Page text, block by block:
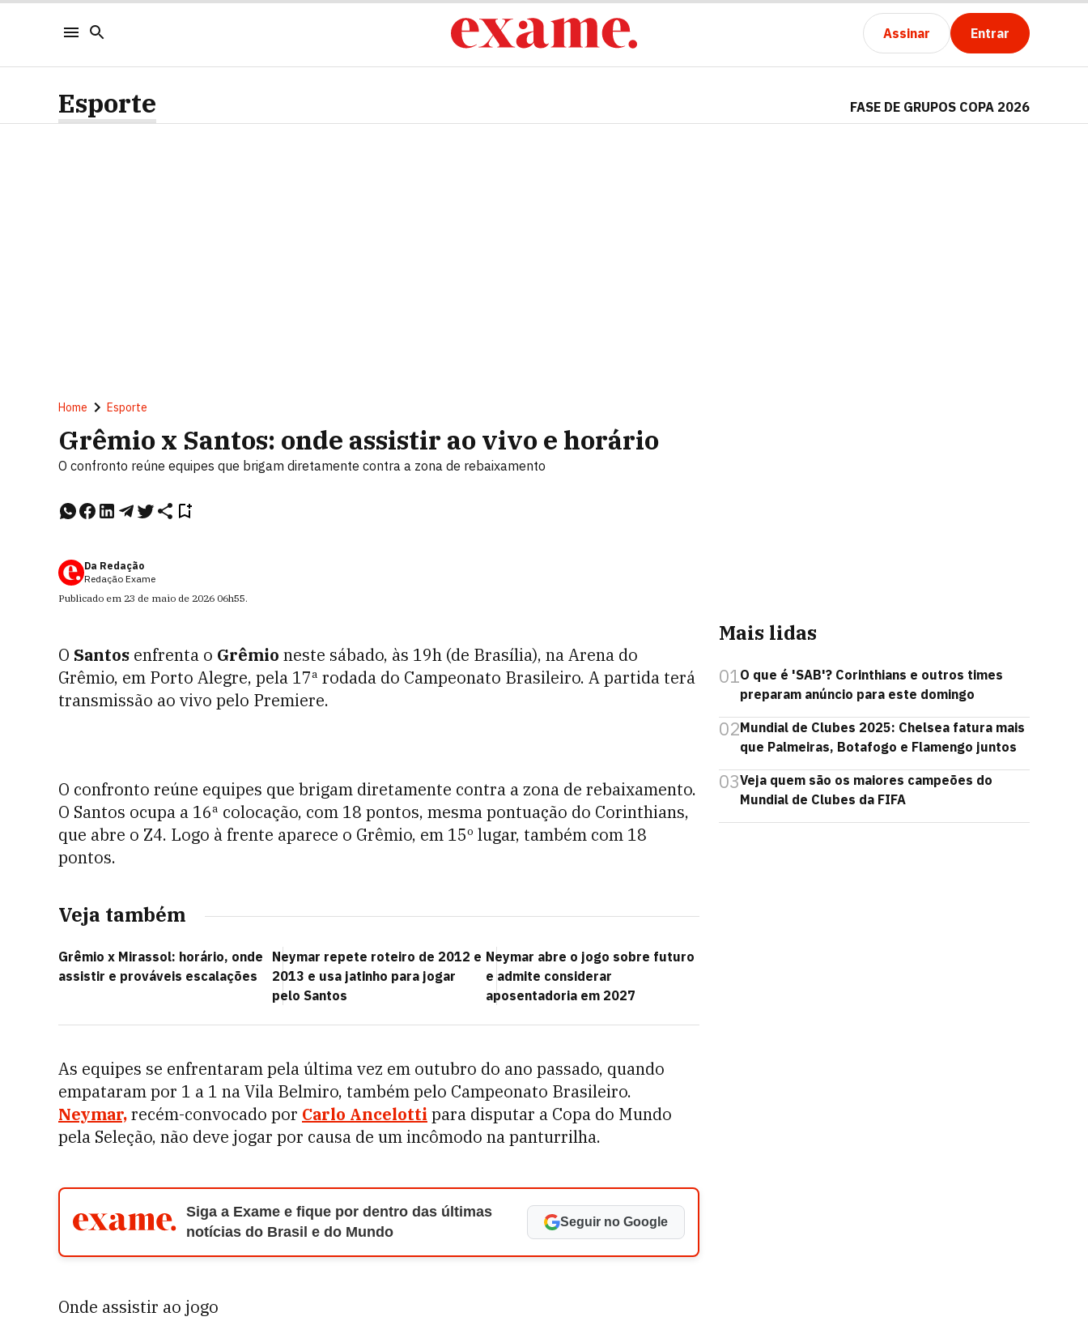
Assinar Entrar
Esporte FASE DE GRUPOS COPA 2026
Home Esporte
Grêmio x Santos: onde assistir ao vivo e horário
O confronto reúne equipes que brigam diretamente contra a zona de rebaixamento
Da Redação
Redação Exame
Publicado em 23 de maio de 2026 06h55.
O Santos enfrenta o Grêmio neste sábado, às 19h (de Brasília), na Arena do
Grêmio, em Porto Alegre, pela 17ª rodada do Campeonato Brasileiro. A partida terá
transmissão ao vivo pelo Premiere.
O confronto reúne equipes que brigam diretamente contra a zona de rebaixamento.
O Santos ocupa a 16ª colocação, com 18 pontos, mesma pontuação do Corinthians,
que abre o Z4. Logo à frente aparece o Grêmio, em 15º lugar, também com 18
pontos.
Veja também
Grêmio x Mirassol: horário, onde
assistir e prováveis escalações
Neymar repete roteiro de 2012 e
2013 e usa jatinho para jogar
pelo Santos
Neymar abre o jogo sobre futuro
e admite considerar
aposentadoria em 2027
As equipes se enfrentaram pela última vez em outubro do ano passado, quando
empataram por 1 a 1 na Vila Belmiro, também pelo Campeonato Brasileiro.
Neymar,recém-convocado por Carlo Ancelotti para disputar a Copa do Mundo
pela Seleção, não deve jogar por causa de um incômodo na panturrilha.
Siga a Exame e fique por dentro das últimas
notícias do Brasil e do Mundo
Seguir no Google
Onde assistir ao jogo
Mais lidas
01O que é 'SAB'? Corinthians e outros times
preparam anúncio para este domingo
02Mundial de Clubes 2025: Chelsea fatura mais
que Palmeiras, Botafogo e Flamengo juntos
03Veja quem são os maiores campeões do
Mundial de Clubes da FIFA